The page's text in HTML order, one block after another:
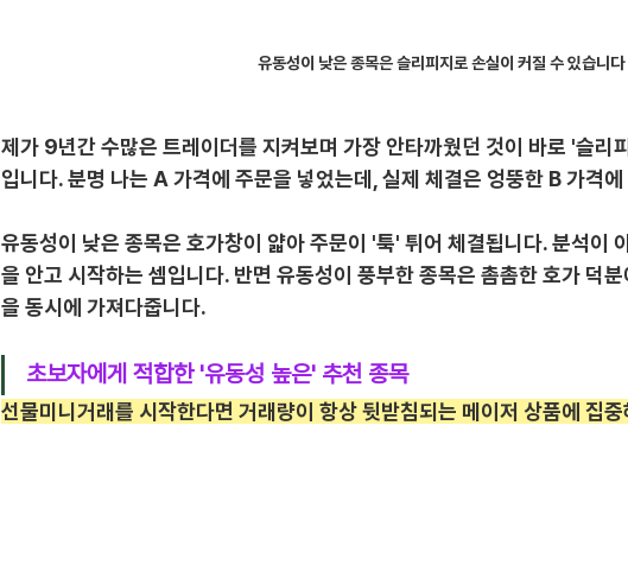
유동성이 낮은 종목은 슬리피지로 손실이 커질 수 있습니다
제가 9년간 수많은 트레이더를 지켜보며 가장 안타까웠던 것이 바로 '슬
입니다. 분명 나는 A 가격에 주문을 넣었는데, 실제 체결은 엉뚱한 B 가격
유동성이 낮은 종목은 호가창이 얇아 주문이 '툭' 튀어 체결됩니다. 분석이
을 안고 시작하는 셈입니다. 반면 유동성이 풍부한 종목은 촘촘한 호가 덕
을 동시에 가져다줍니다.
초보자에게 적합한 '유동성 높은' 추천 종목
선물미니거래를 시작한다면 거래량이 항상 뒷받침되는 메이저 상품에 집